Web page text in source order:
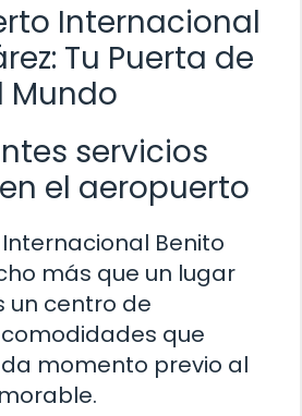
Internacional
Tu Puerta de
Mundo
servicios
el aeropuerto
Benito
más que un lugar
un centro de
que
momento previo al